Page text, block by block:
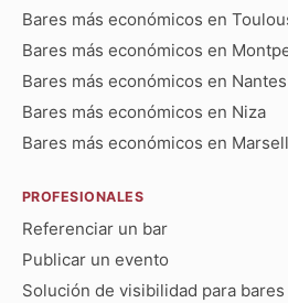
Bares más económicos en
Bares más económicos en
Bares más económicos en Nantes
Bares más económicos en Niza
Bares más económicos en
PROFESIONALES
Referenciar un bar
Publicar un evento
Solución de visibilidad para bares